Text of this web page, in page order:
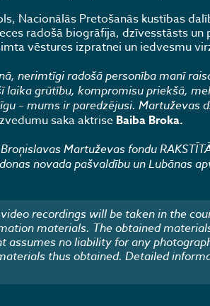
Nacionālās Pretošanās kustības
radošā biogrāfija, dzīvesstāsts un
vēstures izpratnei un iedvesmu
nerimtīgi radošā personība manī
laika grūtību, kompromisu priekšā,
– mums ir paredzējusi. Martuževas
saka aktrise Baiba Broka.
Martuževas fondu
novada pašvaldību un Lubānas
recordings will be taken in the
materials. The obtained
assumes no liability for any
thus obtained. Detailed